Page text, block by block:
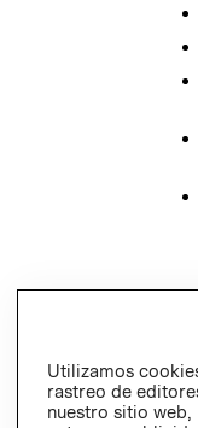
Utilizamos
rastreo de
nuestro sitio web,